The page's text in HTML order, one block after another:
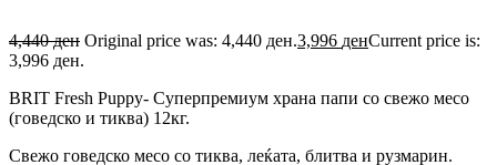
4,440ден Original price was: 4,440 ден.3,996 денCurrent price is:
3,996 ден.
BRIT Fresh Puppy- Суперпремиум храна папи со свежо месо
(говедско и тиква) 12кг.
Свежо говедско месо со тиква, леќата, блитва и рузмарин.